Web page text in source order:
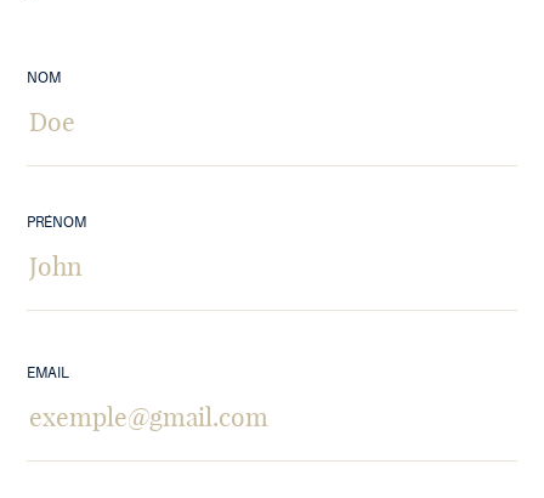
NOM
PRÉNOM
EMAIL